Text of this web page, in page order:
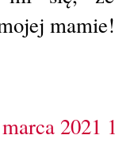
mamie!
2021